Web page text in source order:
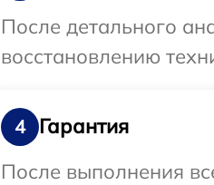
После детального
восстановлению
4
Гарантия
После выполнения